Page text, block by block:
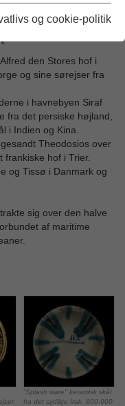
og cookie-politik
den Stores hof i
og sine sørejser fra
i havnebyen Siraf
fra det persiske højland,
i Indien og Kina.
Theodosios over
frankiske hof i Trier.
og Tissø i Danmark og
sig over den halve
af maritime
”Splash ware" keramisk skål
fra det sydlige Irak. 800-900